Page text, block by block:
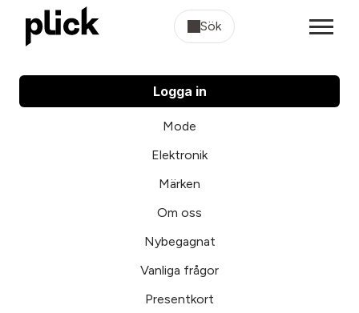
Sök
Logga in
Mode
Elektronik
Märken
Om oss
Nybegagnat
Vanliga frågor
Presentkort